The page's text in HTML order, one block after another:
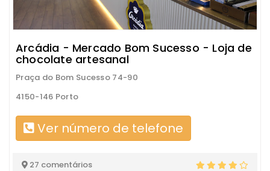
Arcádia - Mercado Bom Sucesso - Loja de
chocolate artesanal
Praça do Bom Sucesso 74-90
4150-146 Porto
Ver número de telefone
27 comentários